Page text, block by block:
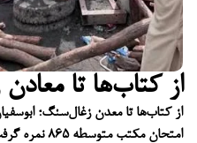
از کتاب‌ها تا
از کتاب‌ها تا معدن زغال‌سنگ؛
امتحان مکتب